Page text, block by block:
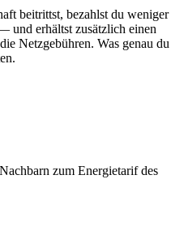
beitrittst, bezahlst du weniger
und erhältst zusätzlich einen
Netzgebühren. Was genau du
zum Energietarif des